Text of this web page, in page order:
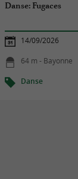
Danse: Fugaces
14/09/2026
64 m - Bayonne
Danse